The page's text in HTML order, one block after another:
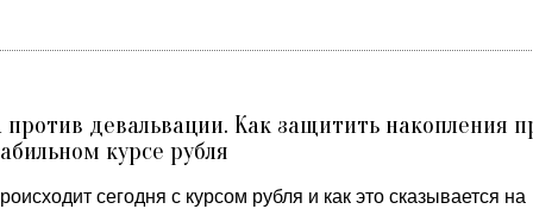
против девальвации. Как защитить накопления
курсе рубля
сегодня с курсом рубля и как это сказывается на